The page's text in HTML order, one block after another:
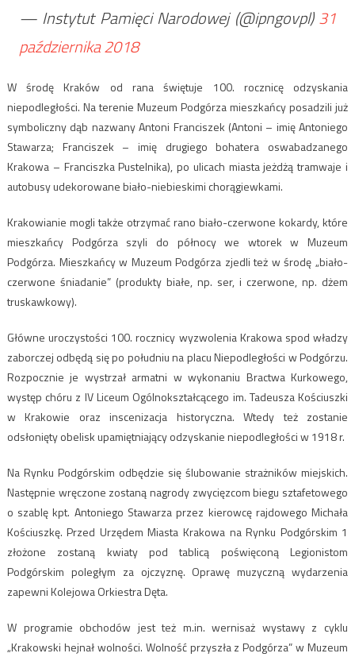
— Instytut Pamięci Narodowej (@ipngovpl)31
października 2018
W środę Kraków od rana świętuje 100. rocznicę odzyskania
niepodległości. Na terenie Muzeum Podgórza mieszkańcy posadzili już
symboliczny dąb nazwany Antoni Franciszek (Antoni – imię Antoniego
Stawarza; Franciszek – imię drugiego bohatera oswabadzanego
Krakowa – Franciszka Pustelnika), po ulicach miasta jeżdżą tramwaje i
autobusy udekorowane biało-niebieskimi chorągiewkami.
Krakowianie mogli także otrzymać rano biało-czerwone kokardy, które
mieszkańcy Podgórza szyli do północy we wtorek w Muzeum
Podgórza. Mieszkańcy w Muzeum Podgórza zjedli też w środę „biało-
czerwone śniadanie” (produkty białe, np. ser, i czerwone, np. dżem
truskawkowy).
Główne uroczystości 100. rocznicy wyzwolenia Krakowa spod władzy
zaborczej odbędą się po południu na placu Niepodległości w Podgórzu.
Rozpocznie je wystrzał armatni w wykonaniu Bractwa Kurkowego,
występ chóru z IV Liceum Ogólnokształcącego im. Tadeusza Kościuszki
w Krakowie oraz inscenizacja historyczna. Wtedy też zostanie
odsłonięty obelisk upamiętniający odzyskanie niepodległości w 1918 r.
Na Rynku Podgórskim odbędzie się ślubowanie strażników miejskich.
Następnie wręczone zostaną nagrody zwycięzcom biegu sztafetowego
o szablę kpt. Antoniego Stawarza przez kierowcę rajdowego Michała
Kościuszkę. Przed Urzędem Miasta Krakowa na Rynku Podgórskim 1
złożone zostaną kwiaty pod tablicą poświęconą Legionistom
Podgórskim poległym za ojczyznę. Oprawę muzyczną wydarzenia
zapewni Kolejowa Orkiestra Dęta.
W programie obchodów jest też m.in. wernisaż wystawy z cyklu
„Krakowski hejnał wolności. Wolność przyszła z Podgórza” w Muzeum